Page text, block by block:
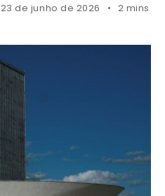
23 de junho de 2026 2 mins